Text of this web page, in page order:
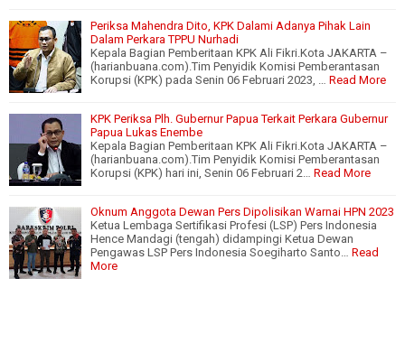
Periksa Mahendra Dito, KPK Dalami Adanya Pihak Lain
Dalam Perkara TPPU Nurhadi
Kepala Bagian Pemberitaan KPK Ali Fikri.Kota JAKARTA –
(harianbuana.com).Tim Penyidik Komisi Pemberantasan
Korupsi (KPK) pada Senin 06 Februari 2023, … Read More
KPK Periksa Plh. Gubernur Papua Terkait Perkara Gubernur
Papua Lukas Enembe
Kepala Bagian Pemberitaan KPK Ali Fikri.Kota JAKARTA –
(harianbuana.com).Tim Penyidik Komisi Pemberantasan
Korupsi (KPK) hari ini, Senin 06 Februari 2… Read More
Oknum Anggota Dewan Pers Dipolisikan Warnai HPN 2023
Ketua Lembaga Sertifikasi Profesi (LSP) Pers Indonesia
Hence Mandagi (tengah) didampingi Ketua Dewan
Pengawas LSP Pers Indonesia Soegiharto Santo… Read
More